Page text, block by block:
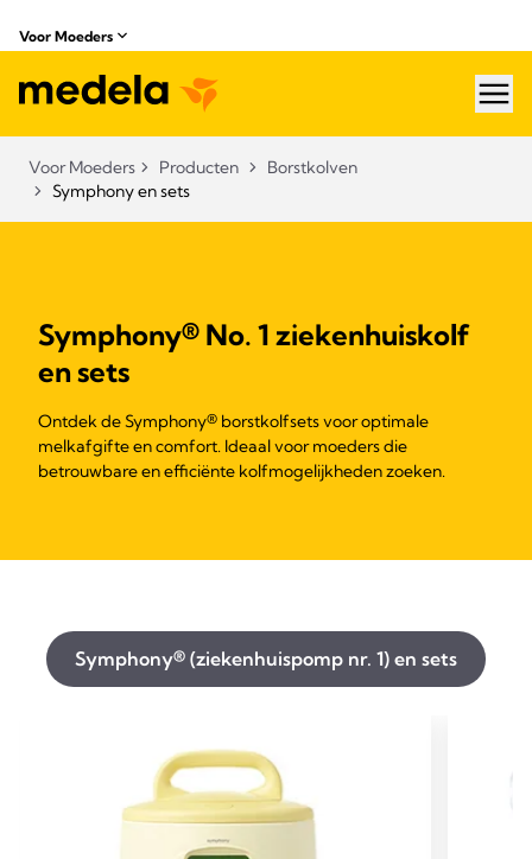
Voor Moeders
Voor Moeders Producten
Borstkolven
Symphony en sets
Symphony® No. 1 ziekenhuiskolf
en sets
Ontdek de Symphony® borstkolfsets voor optimale
melkafgifte en comfort. Ideaal voor moeders die
betrouwbare en efficiënte kolfmogelijkheden zoeken.
Symphony® (ziekenhuispomp nr. 1) en sets